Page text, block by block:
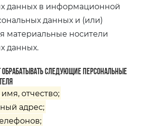
данных в информационной
данных и (или)
материальные носители
данных.
обрабатывать следующие персональные
отчество;
адрес;